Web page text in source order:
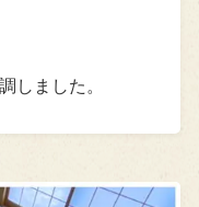
しました。